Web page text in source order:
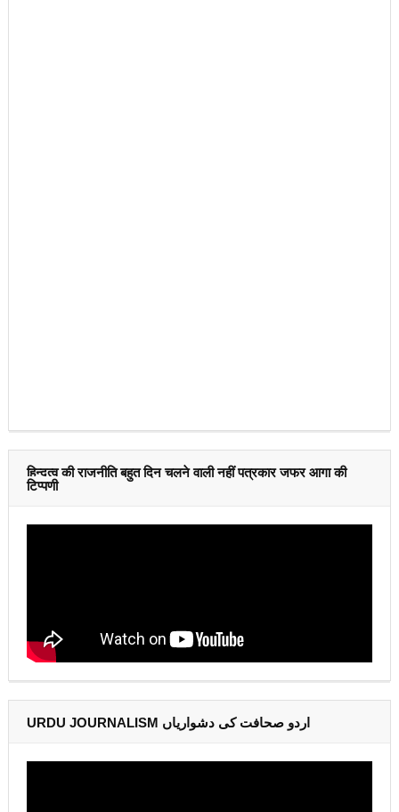
हिन्दुत्व की राजनीति बहुत दिन चलने वाली नहीं पत्रकार जफर आगा की
टिप्पणी
URDU JOURNALISM اردو صحافت کی دشواریاں